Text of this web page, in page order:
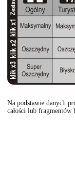
Na podstawie danych
całości lub